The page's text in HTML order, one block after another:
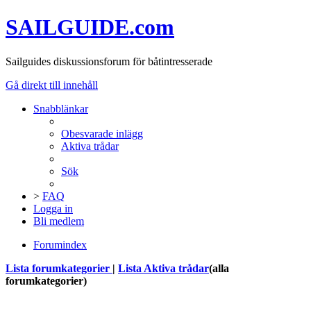
SAILGUIDE.com
Sailguides diskussionsforum för båtintresserade
Gå direkt till innehåll
Snabblänkar
Obesvarade inlägg
Aktiva trådar
Sök
> FAQ
Logga in
Bli medlem
Forumindex
Lista forumkategorier | Lista Aktiva trådar(alla
forumkategorier)